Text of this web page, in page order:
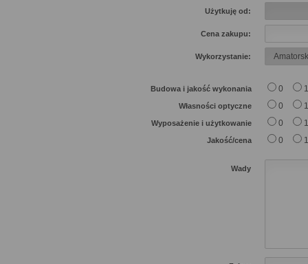
Użytkuję od:
Cena zakupu:
Wykorzystanie:
Budowa i jakość wykonania 0 1
Własności optyczne 0 1
Wyposażenie i użytkowanie 0 1
Jakość/cena 0 1
Wady